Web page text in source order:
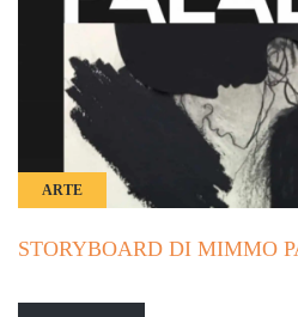
ARTE
STORYBOARD DI MIMMO